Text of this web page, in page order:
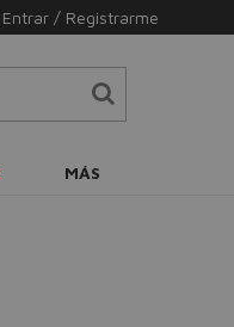
Entrar / Registrarme
MÁS